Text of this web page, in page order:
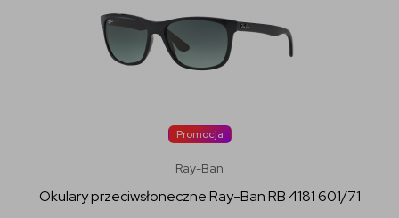
Promocja
Ray-Ban
Okulary przeciwsłoneczne Ray-Ban RB 4181 601/71